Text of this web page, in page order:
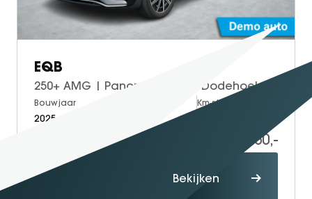
EQB
250+ AMG | Panoramadak | Dodehoekassistent | Donkergetint Glas Achter | Apple CarPlay | Android Auto | Advanced Sound System | Sfeerverlichting | Stoelverwarming | Verschuifbare Achterstoelen | Elektrisch Inklapbare Buitenspiegels
Bouwjaar
2025
Km-stand
42.950,-
Bekijken